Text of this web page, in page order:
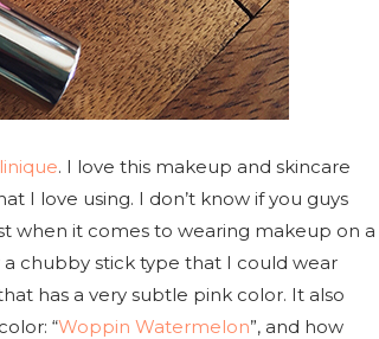
. I love this makeup and skincare
I love using. I don’t know if you guys
when it comes to wearing makeup on a
a chubby stick type that I could wear
has a very subtle pink color. It also
“Woppin Watermelon”, and how